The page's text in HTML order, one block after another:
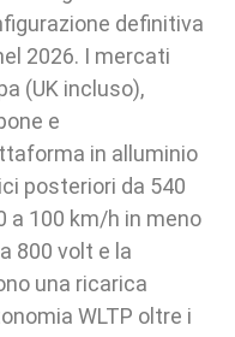
definitiva
2026. I mercati
(UK incluso),
e
in alluminio
posteriori da 540
a 100 km/h in meno
800 volt e la
una ricarica
WLTP oltre i